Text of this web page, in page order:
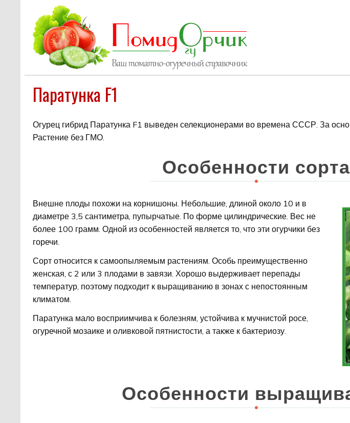
Паратунка F1
Огурец гибрид Паратунка F1 выведен селекционерами во времена СССР. За
Растение без ГМО.
Особенности сорта
Внешне плоды похожи на корнишоны. Небольшие, длиной около 10 и в
диаметре 3,5 сантиметра, пупырчатые. По форме цилиндрические. Вес не
более 100 грамм. Одной из особенностей является то, что эти огурчики без
горечи.
Сорт относится к самоопыляемым растениям. Особь преимущественно
женская, с 2 или 3 плодами в завязи. Хорошо выдерживает перепады
температур, поэтому подходит к выращиванию в зонах с непостоянным
климатом.
Паратунка мало восприимчива к болезням, устойчива к мучнистой росе,
огуречной мозаике и оливковой пятнистости, а также к бактериозу.
Особенности